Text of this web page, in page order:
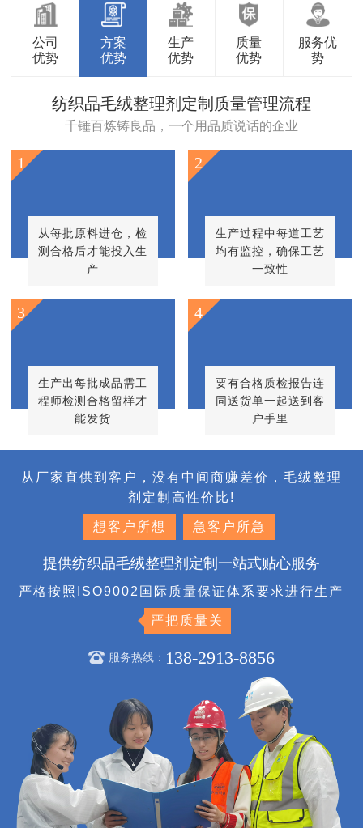
公司
优势
方案
优势
生产
优势
质量
优势
服务优
势
纺织品毛绒整理剂定制质量管理流程
千锤百炼铸良品，一个用品质说话的企业
从每批原料进仓，检
测合格后才能投入生
产
1
生产过程中每道工艺
均有监控，确保工艺
一致性
2
生产出每批成品需工
程师检测合格留样才
能发货
3
要有合格质检报告连
同送货单一起送到客
户手里
4
从厂家直供到客户，没有中间商赚差价，毛绒整理
剂定制高性价比!
想客户所想 急客户所急
提供纺织品毛绒整理剂定制一站式贴心服务
严格按照ISO9002国际质量保证体系要求进行生产
严把质量关
服务热线： 138-2913-8856